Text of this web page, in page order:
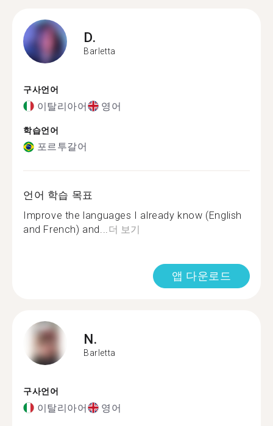
D.
Barletta
구사언어
이탈리아어 영어
학습언어
포르투갈어
언어 학습 목표
Improve the languages I already know (English
and French) and...더 보기
앱 다운로드
N.
Barletta
구사언어
이탈리아어 영어